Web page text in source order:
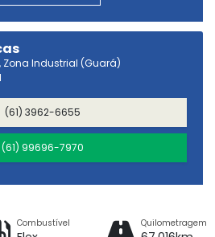
Zona Industrial (Guará)
(61) 3962-6655
(61) 99696-7970
Combustível Quilometragem